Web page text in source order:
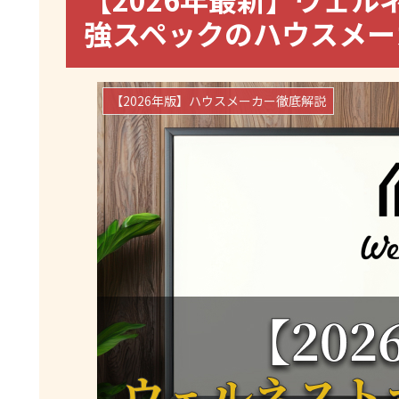
強スペックのハウスメ
【2026年版】ハウスメーカー徹底解説